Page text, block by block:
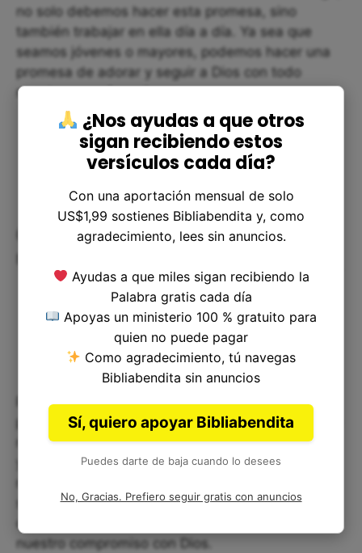
no solo debemos hacer esta promesa, sino
también trabajar en ella día a día. Ya sea que
seamos jóvenes o mayores, podemos hacer una
promesa de adorar y seguir a Dios con todo
nuestro corazón y alma.
Cómo aplicar el versículo en
nuestra vida:
Podemos aplicar Génesis 28:21 en nuestra vida
prometiendo a Dios seguirlo y amarlo a lo largo de
nuestras vidas. Debemos dedicarnos a la oración
y leer la Palabra de Dios para fortalecer nuestra
servir como una guía espiritual que mantenemos
nuestro compromiso con Dios.
¿Nos ayudas a que otros
sigan recibiendo estos
versículos cada día?
Con una aportación mensual de solo
US$1,99 sostienes Bibliabendita y, como
agradecimiento, lees sin anuncios.
Ayudas a que miles sigan recibiendo la
Palabra gratis cada día
Apoyas un ministerio 100 % gratuito para
quien no puede pagar
Como agradecimiento, tú navegas
Bibliabendita sin anuncios
Sí, quiero apoyar Bibliabendita
Puedes darte de baja cuando lo desees
No, Gracias. Prefiero seguir gratis con anuncios